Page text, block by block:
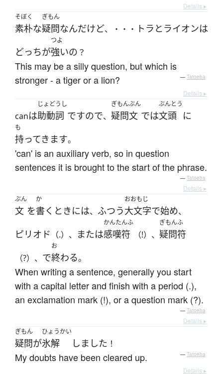
Details ▸
そぼく
素朴な
ぎもん
疑問なんだけど、・・・ トラ とライオンは
どっちが
つよ
強いの ？
This may be a silly question, but which is
stronger - a tiger or a lion?
— Tatoeba
Details ▸
canは
じょどうし
助動詞 ですので、
ぎもんぶん
疑問文 では
ぶんとう
文頭 に
も
持ってきます。
'can' is an auxiliary verb, so in question
sentences it is brought to the start of the phrase.
— Tatoeba
Details ▸
ぶん
文 を
か
書く ときには、 ふつう
おおもじ
大文字で始め、
ピリオド （.）、 または
かんたんふ
感嘆符 （!）、
ぎもんふ
疑問符
（?）、 で
お
終わる。
When writing a sentence, generally you start
with a capital letter and finish with a period (.),
an exclamation mark (!), or a question mark (?).
— Tatoeba
Details ▸
ぎもん
疑問が
ひょうかい
氷解 しました ！
My doubts have been cleared up. — Tatoeba
Details ▸